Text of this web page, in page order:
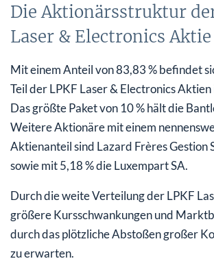
Die Aktionärsstruktur
Laser & Electronics Aktie
Mit einem Anteil von 83,83 % befindet
Teil der LPKF Laser & Electronics
Das größte Paket von 10 % hält die
Weitere Aktionäre mit einem
Aktienanteil sind Lazard Frères Gestion
sowie mit 5,18 % die Luxempart SA.
Durch die weite Verteilung der LPKF
größere Kursschwankungen und
durch das plötzliche Abstoßen großer
zu erwarten.